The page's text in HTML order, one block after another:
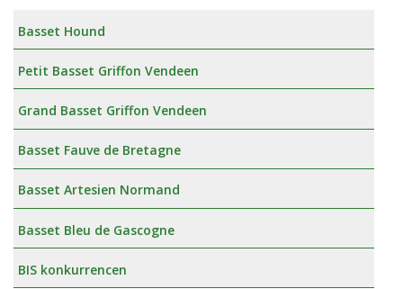
Basset Hound
Petit Basset Griffon Vendeen
Grand Basset Griffon Vendeen
Basset Fauve de Bretagne
Basset Artesien Normand
Basset Bleu de Gascogne
BIS konkurrencen